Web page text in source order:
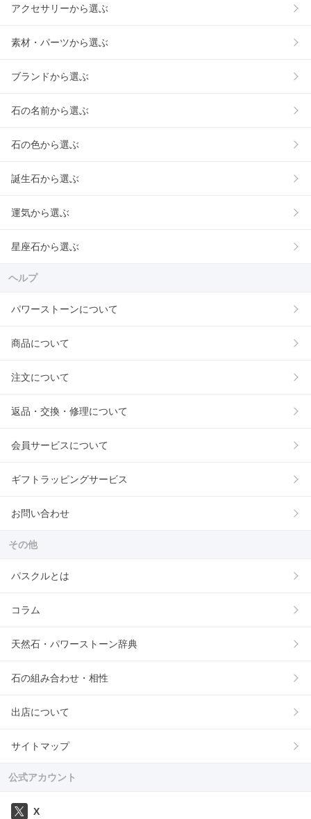
アクセサリーから選ぶ
素材・パーツから選ぶ
ブランドから選ぶ
石の名前から選ぶ
石の色から選ぶ
誕生石から選ぶ
運気から選ぶ
星座石から選ぶ
ヘルプ
パワーストーンについて
商品について
注文について
返品・交換・修理について
会員サービスについて
ギフトラッピングサービス
お問い合わせ
その他
パスクルとは
コラム
天然石・パワーストーン辞典
石の組み合わせ・相性
出店について
サイトマップ
公式アカウント
X